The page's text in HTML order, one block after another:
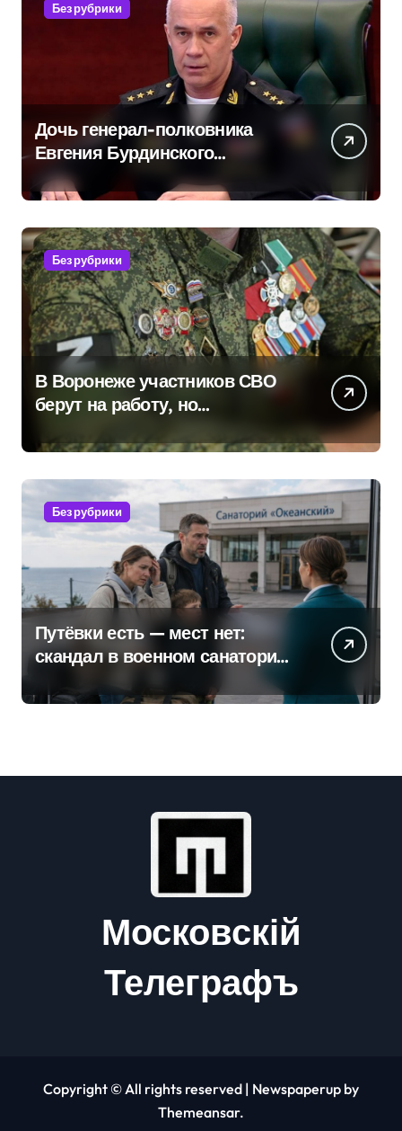
Без рубрики
Дочь генерал-полковника
Евгения Бурдинского
оказывает платные услуги по
вопросам военной службы и
бронирования
Без рубрики
В Воронеже участников СВО
берут на работу, но
удержаться удаётся не всем
Без рубрики
Путёвки есть — мест нет:
скандал в военном санатории
Московскій
Телеграфъ
Copyright © All rights reserved | Newspaperup by
Themeansar.